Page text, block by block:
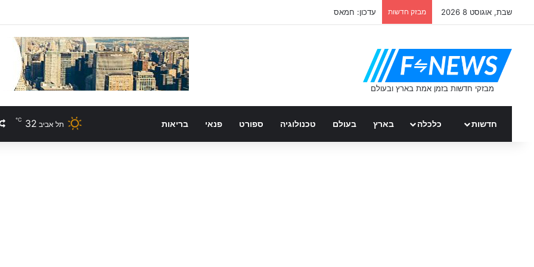
שבת, אוגוסט 8 2026 מבזק חדשות ממשלת ספרד – כל העדכונים
חדשות כלכלה בארץ בעולם טכנולוגיה ספורט פנאי בריאות תל אביב 32
℃